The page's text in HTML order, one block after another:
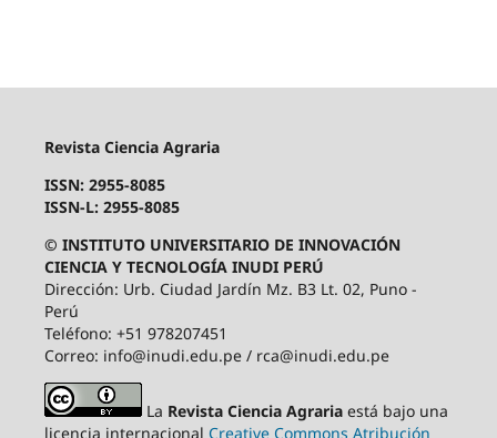
Revista Ciencia Agraria
ISSN: 2955-8085
ISSN-L: 2955-8085
© INSTITUTO UNIVERSITARIO DE INNOVACIÓN
CIENCIA Y TECNOLOGÍA INUDI PERÚ
Dirección: Urb. Ciudad Jardín Mz. B3 Lt. 02, Puno -
Perú
Teléfono: +51 978207451
Correo: info@inudi.edu.pe / rca@inudi.edu.pe
La Revista Ciencia Agraria está bajo una
licencia internacional Creative Commons Atribución